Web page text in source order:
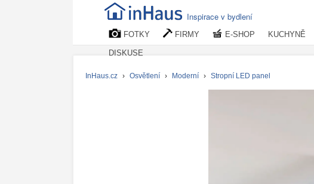
Inspirace v bydlení
FOTKY FIRMY E-SHOP KUCHYNĚ
DISKUSE
InHaus.cz › Osvětlení › Moderní › Stropní LED panel